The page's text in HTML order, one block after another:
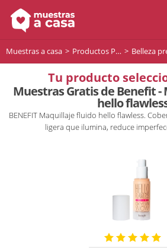
Muestras a casa Productos Premium Belleza
Tu producto
Muestras Gratis de Benefit
hello
BENEFIT Maquillaje fluido hello flawless.
ligera que ilumina, reduce